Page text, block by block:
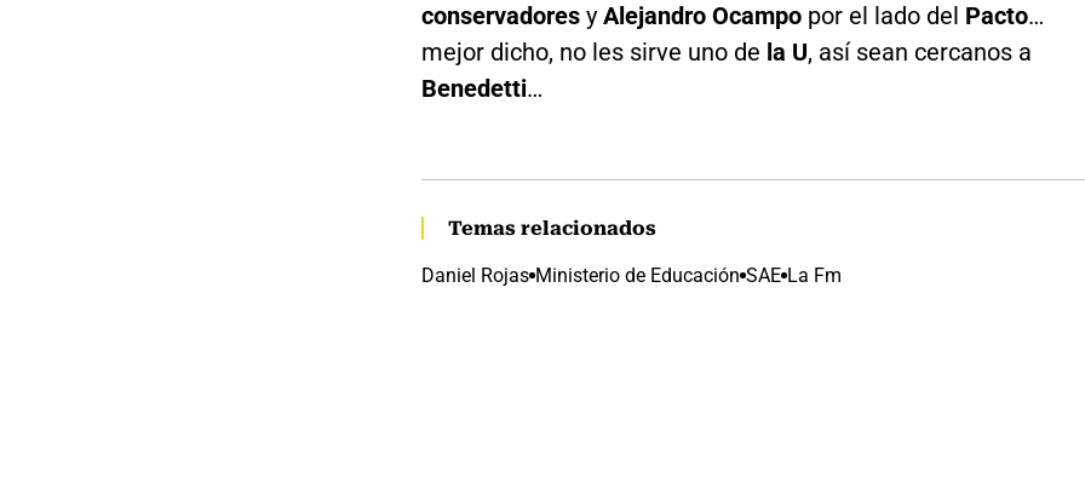
conservadoresy Alejandro Ocampopor el lado del Pacto…
mejor dicho, no les sirve uno de la U, así sean cercanos a
Benedetti…
Temas relacionados
Daniel Rojas Ministerio de Educación SAE La Fm